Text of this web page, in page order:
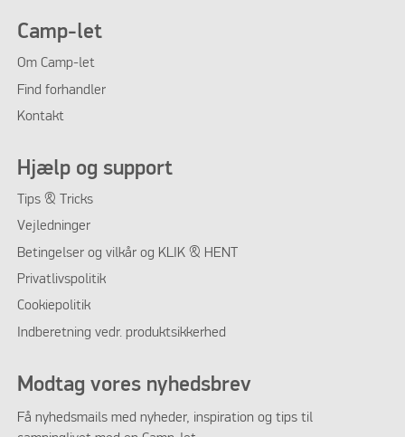
Camp-let
Om Camp-let
Find forhandler
Kontakt
Hjælp og support
Tips & Tricks
Vejledninger
Betingelser og vilkår og KLIK & HENT
Privatlivspolitik
Cookiepolitik
Indberetning vedr. produktsikkerhed
Modtag vores nyhedsbrev
Få nyhedsmails med nyheder, inspiration og tips til